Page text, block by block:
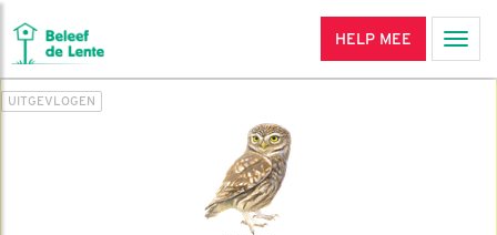
HELP MEE
UITGEVLOGEN